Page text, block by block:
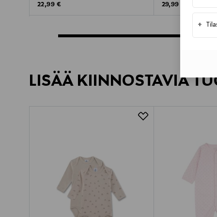
+
Original Price
22,99 €
Original Price
29,99 €
LISÄÄ KIINNOSTAVIA